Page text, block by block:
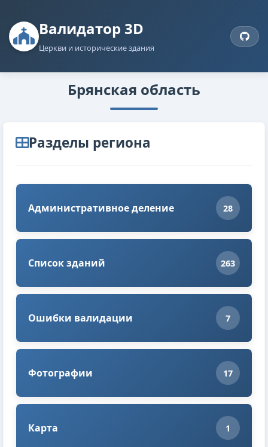
Валидатор 3D
Церкви и исторические здания
Брянская область
Разделы региона
Административное деление 28
Список зданий 263
Ошибки валидации 7
Фотографии 17
Карта 1